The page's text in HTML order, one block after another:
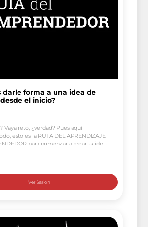
darle forma a una idea de
el inicio?
Vaya reto, ¿verdad? Pues aquí
esto es la RUTA DEL APRENDIZAJE
para comenzar a crear tu idea
«la picadura de la […]